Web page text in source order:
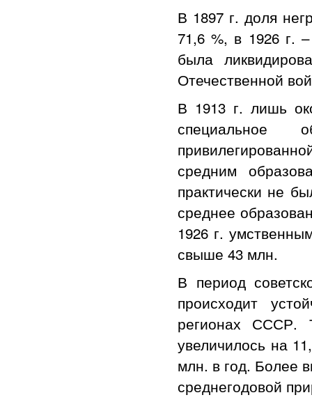
В 1897 г. доля
71,6 %, в 1926 г.
была
Отечественной
В 1913 г. лишь
специальное
средним
практически не
среднее
1926 г.
свыше 43 млн.
В период
происходит
регионах СССР.
увеличилось на
млн. в год. Более
среднегодовой